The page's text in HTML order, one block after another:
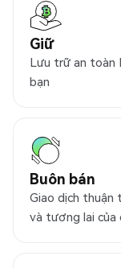
Giữ
Lưu trữ an toàn
bạn
Buôn bán
Giao dịch
và tương lai của